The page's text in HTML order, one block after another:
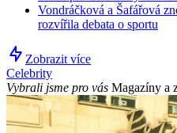
Vondráčková a Šafářová
rozvířila debata o sportu
Zobrazit více
Celebrity
Vybrali jsme pro vás Magazíny a